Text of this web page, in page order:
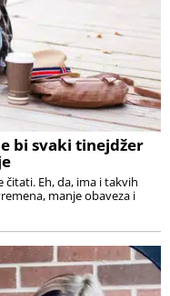
bi svaki tinejdžer
Eh, da, ima i takvih
manje obaveza i